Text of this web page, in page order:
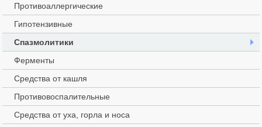
Противоаллергические
Гипотензивные
Спазмолитики
Ферменты
Средства от кашля
Противовоспалительные
Средства от уха, горла и носа